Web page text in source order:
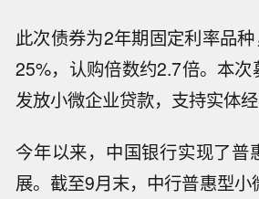
此次债券为2年期固定利率品
25%，认购倍数约2.7倍。本
发放小微企业贷款，支持实体经
今年以来，中国银行实现了普
展。截至9月末，中行普惠型